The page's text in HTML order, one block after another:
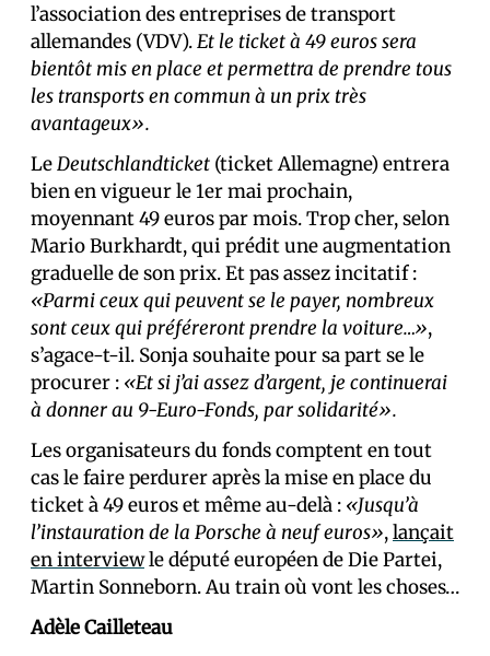
l’association des entreprises de transport
allemandes (VDV).Et le ticket à 49 euros sera
bientôt mis en place et permettra de prendre tous
les transports en commun à un prix très
avantageux».
LeDeutschlandticket (ticket Allemagne) entrera
bien en vigueur le 1er mai prochain,
moyennant 49 euros par mois. Trop cher, selon
Mario Burkhardt, qui prédit une augmentation
graduelle de son prix. Et pas assez incitatif :
«Parmi ceux qui peuvent se le payer, nombreux
sont ceux qui préféreront prendre la voiture…»,
s’agace-t-il. Sonja souhaite pour sa part se le
procurer : «Et si j’ai assez d’argent, je continuerai
à donner au 9-Euro-Fonds, par solidarité».
Les organisateurs du fonds comptent en tout
cas le faire perdurer après la mise en place du
ticket à 49 euros et même au-delà : «Jusqu’à
l’instauration de la Porsche à neuf euros»,lançait
en interviewle député européen de Die Partei,
Martin Sonneborn. Au train où vont les choses…
Adèle Cailleteau